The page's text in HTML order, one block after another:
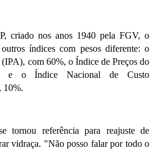
criado nos anos 1940 pela FGV, o
índices com pesos diferente: o
com 60%, o Índice de Preços do
e o Índice Nacional de Custo
10%.
tornou referência para reajuste de
vidraça. "Não posso falar por todo o